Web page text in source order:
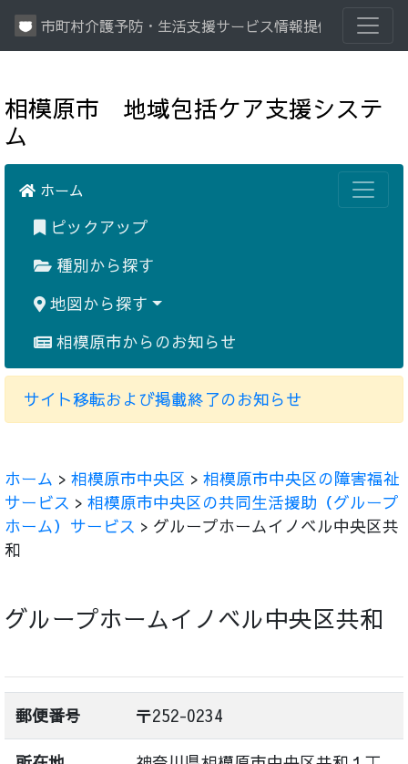
市町村介護予防・生活支援サービス情報提供システム
相模原市 地域包括ケア支援システ
ム
ホーム
ピックアップ
種別から探す
地図から探す
相模原市からのお知らせ
サイト移転および掲載終了のお知らせ
ホーム > 相模原市中央区 > 相模原市中央区の障害福祉
サービス > 相模原市中央区の共同生活援助（グループ
ホーム）サービス > グループホームイノベル中央区共
和
グループホームイノベル中央区共和
郵便番号 〒252-0234